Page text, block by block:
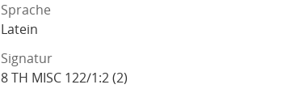
Sprache
Latein
Signatur
8 TH MISC 122/1:2 (2)